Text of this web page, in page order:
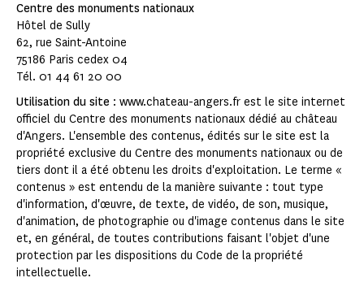
Centre des monuments nationaux
Hôtel de Sully
62, rue Saint-Antoine
75186 Paris cedex 04
Tél. 01 44 61 20 00
Utilisation du site : www.chateau-angers.fr est le site internet
officiel du Centre des monuments nationaux dédié au château
d'Angers. L'ensemble des contenus, édités sur le site est la
propriété exclusive du Centre des monuments nationaux ou de
tiers dont il a été obtenu les droits d'exploitation. Le terme «
contenus » est entendu de la manière suivante : tout type
d'information, d'œuvre, de texte, de vidéo, de son, musique,
d'animation, de photographie ou d'image contenus dans le site
et, en général, de toutes contributions faisant l'objet d'une
protection par les dispositions du Code de la propriété
intellectuelle.